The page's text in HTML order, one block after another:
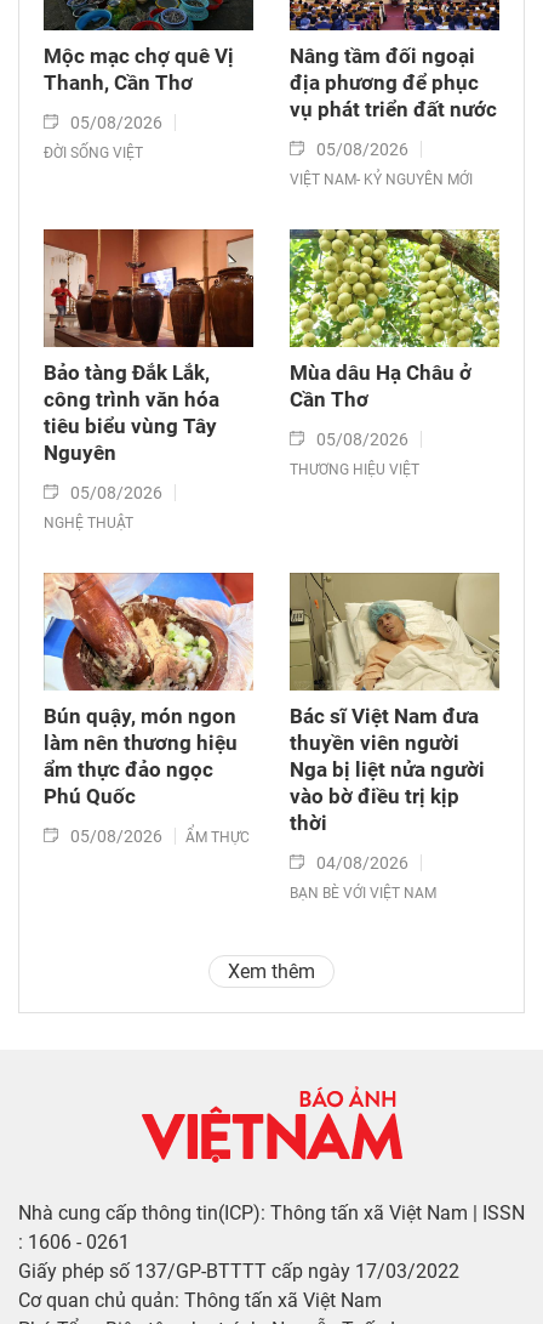
Mộc mạc chợ quê Vị
Thanh, Cần Thơ
05/08/2026
ĐỜI SỐNG VIỆT
Nâng tầm đối ngoại
địa phương để phục
vụ phát triển đất nước
05/08/2026
VIỆT NAM- KỶ NGUYÊN MỚI
Bảo tàng Đắk Lắk,
công trình văn hóa
tiêu biểu vùng Tây
Nguyên
05/08/2026
NGHỆ THUẬT
Mùa dâu Hạ Châu ở
Cần Thơ
05/08/2026
THƯƠNG HIỆU VIỆT
Bún quậy, món ngon
làm nên thương hiệu
ẩm thực đảo ngọc
Phú Quốc
05/08/2026 ẨM THỰC
Bác sĩ Việt Nam đưa
thuyền viên người
Nga bị liệt nửa người
vào bờ điều trị kịp
thời
04/08/2026
BẠN BÈ VỚI VIỆT NAM
Xem thêm
Nhà cung cấp thông tin(ICP): Thông tấn xã Việt Nam | ISSN
: 1606 - 0261
Giấy phép số 137/GP-BTTTT cấp ngày 17/03/2022
Cơ quan chủ quản: Thông tấn xã Việt Nam